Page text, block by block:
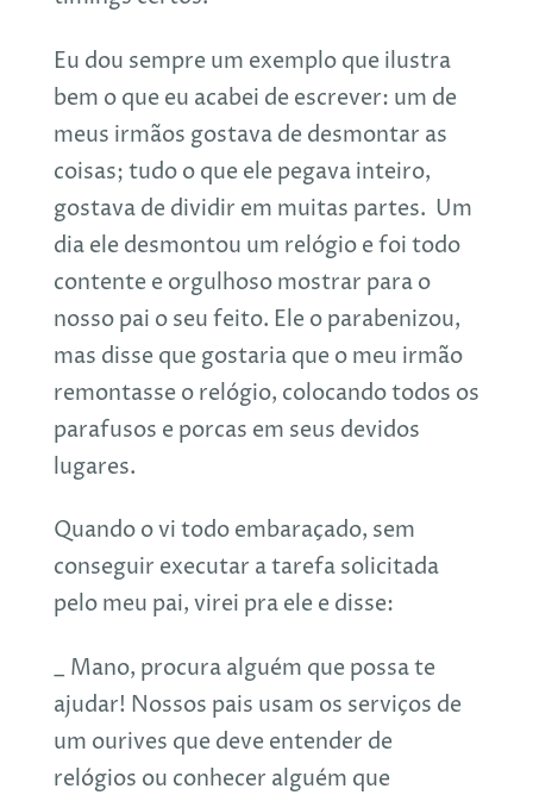
Eu dou sempre um exemplo que ilustra
bem o que eu acabei de escrever: um de
meus irmãos gostava de desmontar as
coisas; tudo o que ele pegava inteiro,
gostava de dividir em muitas partes. Um
dia ele desmontou um relógio e foi todo
contente e orgulhoso mostrar para o
nosso pai o seu feito. Ele o parabenizou,
mas disse que gostaria que o meu irmão
remontasse o relógio, colocando todos os
parafusos e porcas em seus devidos
lugares.
Quando o vi todo embaraçado, sem
conseguir executar a tarefa solicitada
pelo meu pai, virei pra ele e disse:
_ Mano, procura alguém que possa te
ajudar! Nossos pais usam os serviços de
um ourives que deve entender de
relógios ou conhecer alguém que